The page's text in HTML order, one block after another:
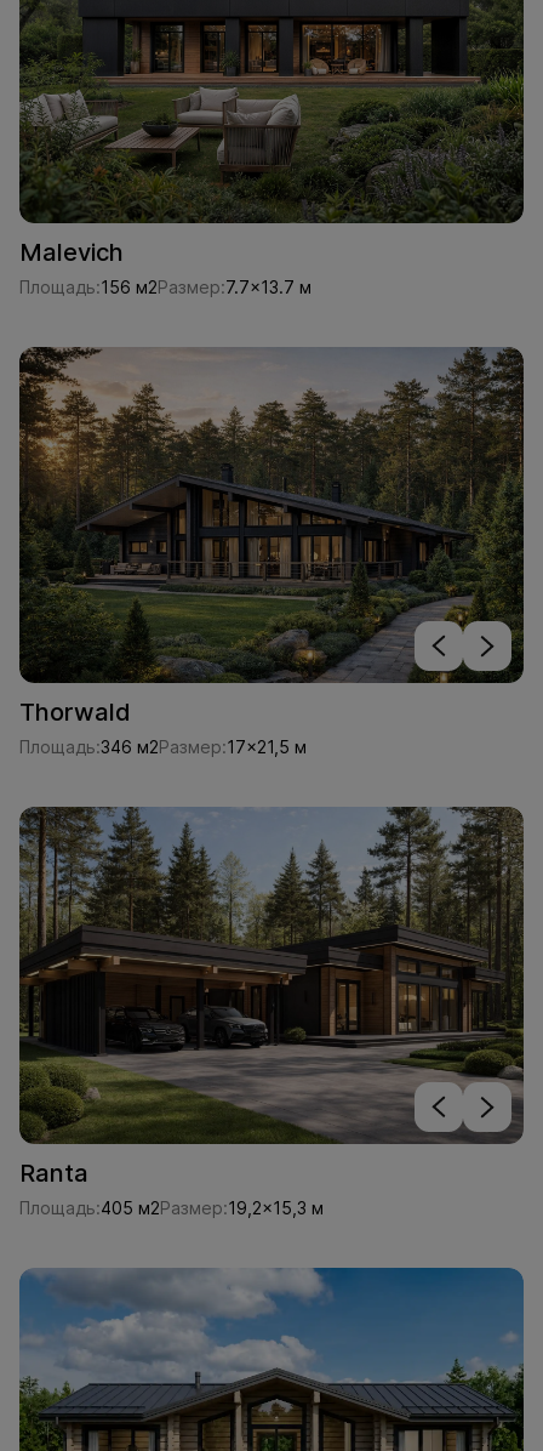
Malevich
Площадь:156 м2Размер:7.7x13.7 м
Thorwald
Площадь:346 м2Размер:17x21,5 м
Ranta
Площадь:405 м2Размер:19,2x15,3 м